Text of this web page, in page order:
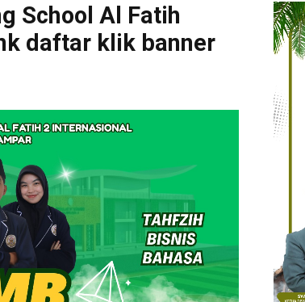
School Al Fatih
daftar klik banner